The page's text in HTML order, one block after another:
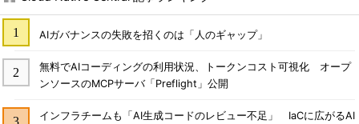
AIガバナンスの失敗を招くのは「人のギャップ」
無料でAIコーディングの利用状況、トークンコスト可視化 オープ
ンソースのMCPサーバ「Preflight」公開
インフラチームも「AI生成コードのレビュー不足」 IaCに広がるAI